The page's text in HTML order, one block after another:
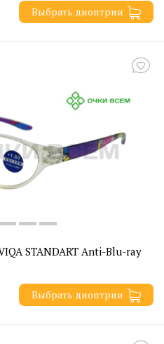
Выбрать диоптрии
STANDART Anti-Blu-ray
Выбрать диоптрии